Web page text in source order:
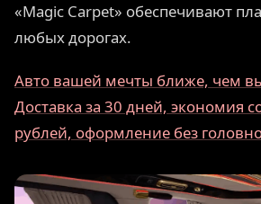
«Magic Carpet» обеспечивают
любых дорогах.
Авто вашей мечты ближе, чем
Доставка за 30 дней, экономия
рублей, оформление без